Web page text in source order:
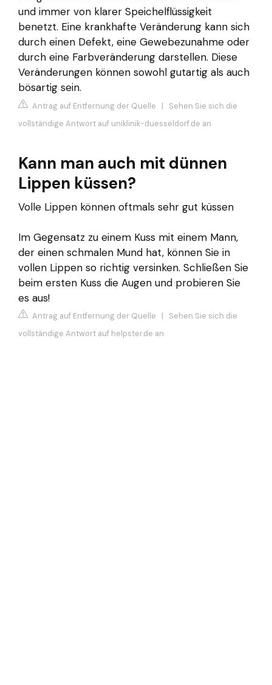
und immer von klarer Speichelflüssigkeit
benetzt. Eine krankhafte Veränderung kann sich
durch einen Defekt, eine Gewebezunahme oder
durch eine Farbveränderung darstellen. Diese
Veränderungen können sowohl gutartig als auch
bösartig sein.
Antrag auf Entfernung der Quelle | Sehen Sie sich die
vollständige Antwort auf uniklinik-duesseldorf.de an
Kann man auch mit dünnen
Lippen küssen?
Volle Lippen können oftmals sehr gut küssen
Im Gegensatz zu einem Kuss mit einem Mann,
der einen schmalen Mund hat, können Sie in
vollen Lippen so richtig versinken. Schließen Sie
beim ersten Kuss die Augen und probieren Sie
es aus!
Antrag auf Entfernung der Quelle | Sehen Sie sich die
vollständige Antwort auf helpster.de an